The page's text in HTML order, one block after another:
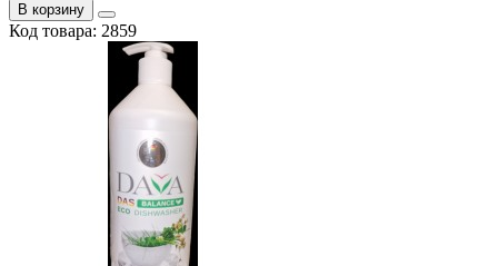
В корзину
Код товара: 2859